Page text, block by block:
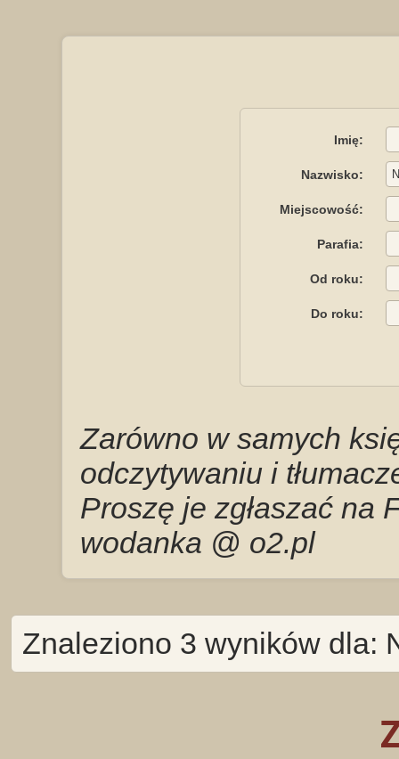
Imię:
Nazwisko:
Miejscowość:
Parafia:
Od roku:
Do roku:
Zarówno w samych
odczytywaniu i
Proszę je zgłaszać na
wodanka @ o2.pl
Znaleziono 3 wyników dla: